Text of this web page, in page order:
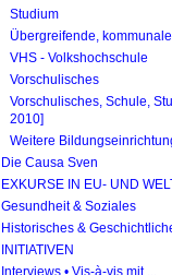
Studium
Übergreifende,
VHS - Volkshochschule
Vorschulisches
Vorschulisches, Schule,
2010]
Weitere
Die Causa Sven
EXKURSE IN EU- UND
Gesundheit & Soziales
Historisches &
INITIATIVEN
Interviews • Vis-à-vis mit ...